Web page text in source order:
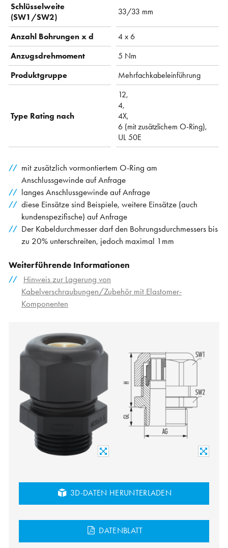
Schlüsselweite
(SW1/SW2)
33/33 mm
Anzahl Bohrungen x d
4 x 6
Anzugsdrehmoment
5 Nm
Produktgruppe
Mehrfachkabeleinführung
Type Rating nach
12,
4,
4X,
6 (mit zusätzlichem O-Ring),
UL 50E
mit zusätzlich vormontiertem O-Ring am
Anschlussgewinde auf Anfrage
langes Anschlussgewinde auf Anfrage
diese Einsätze sind Beispiele, weitere Einsätze (auch
kundenspezifische) auf Anfrage
Der Kabeldurchmesser darf den Bohrungsdurchmessers bis
zu 20% unterschreiten, jedoch maximal 1mm
Weiterführende Informationen
Hinweis zur Lagerung von
Kabelverschraubungen/Zubehör mit Elastomer-
Komponenten
3D-DATEN HERUNTERLADEN
DATENBLATT